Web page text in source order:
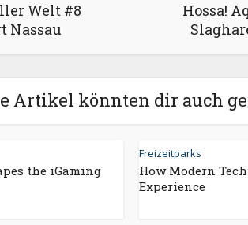
Welt #8
Nassau
Hossa!
Artikel könnten dir auch
the iGaming
Freizeitparks
How Modern
Experience